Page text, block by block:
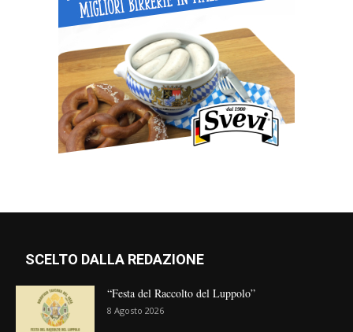
SCELTO DALLA REDAZIONE
“Festa del Raccolto del Luppolo”
8 Agosto 2026